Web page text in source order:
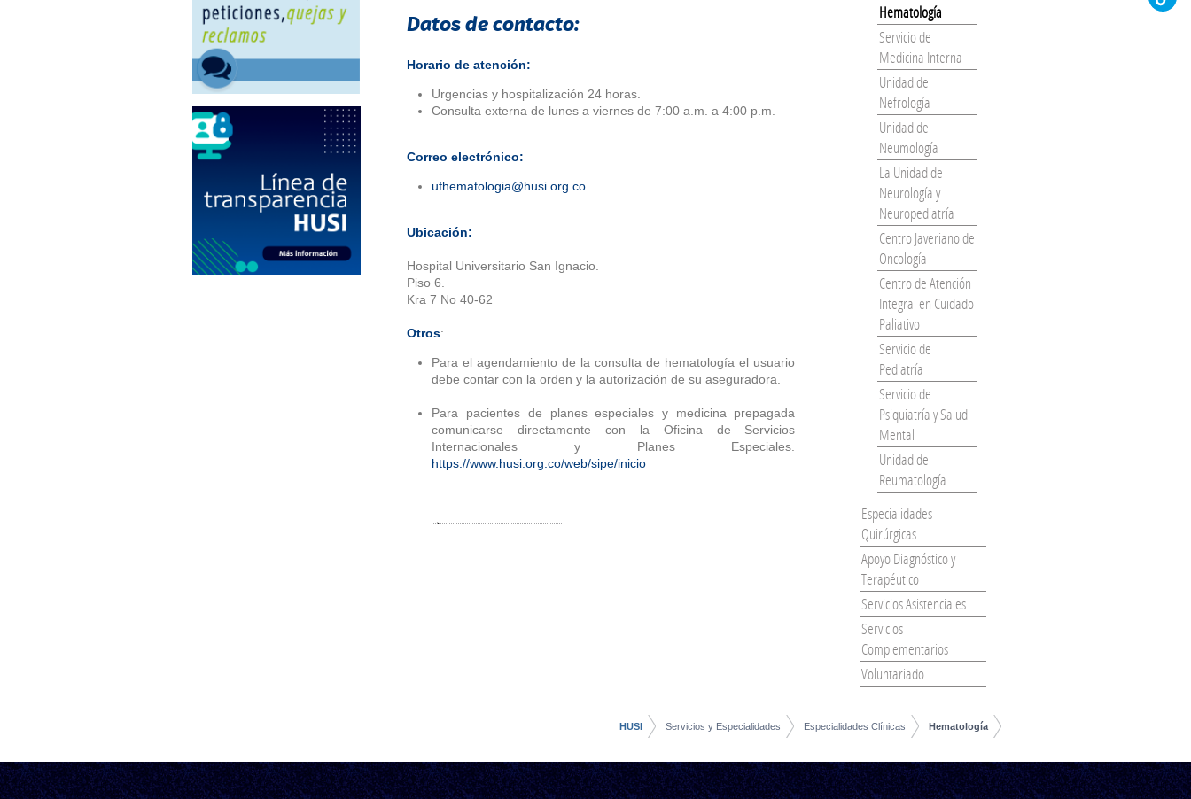
Datos de contacto:
Horario de atención:
Urgencias y hospitalización 24 horas.
Consulta externa de lunes a viernes de 7:00 a.m. a 4:00 p.m.
Correo electrónico:
ufhematologia@husi.org.co
Ubicación:
Hospital Universitario San Ignacio.
Piso 6.
Kra 7 No 40-62
Otros:
Para el agendamiento de la consulta de hematología el usuario
debe contar con la orden y la autorización de su aseguradora.
Para pacientes de planes especiales y medicina prepagada
comunicarse directamente con la Oficina de Servicios
Internacionales y Planes Especiales.
https://www.husi.org.co/web/sipe/inicio
Hematología
Servicio de
Medicina Interna
Unidad de
Nefrología
Unidad de
Neumología
La Unidad de
Neurología y
Neuropediatría
Centro Javeriano de
Oncología
Centro de Atención
Integral en Cuidado
Paliativo
Servicio de
Pediatría
Servicio de
Psiquiatría y Salud
Mental
Unidad de
Reumatología
Especialidades
Quirúrgicas
Apoyo Diagnóstico y
Terapéutico
Servicios Asistenciales
Servicios
Complementarios
Voluntariado
HUSI Servicios y Especialidades Especialidades Clínicas Hematología